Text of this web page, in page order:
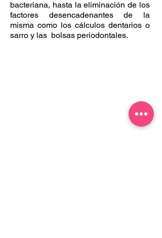
bacteriana, hasta la eliminación de los
factores desencadenantes de la
misma como los cálculos dentarios o
sarro y las bolsas periodontales.